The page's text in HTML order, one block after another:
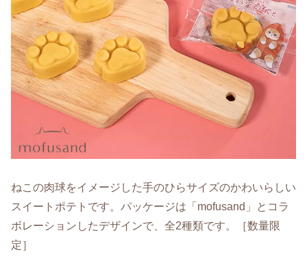
ねこの肉球をイメージした手のひらサイズのかわいらしい
スイートポテトです。パッケージは「mofusand」とコラ
ボレーションしたデザインで、全2種類です。［数量限
定］